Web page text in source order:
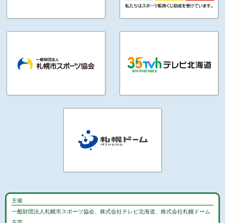
主催
一般財団法人札幌市スポーツ協会、株式会社テレビ北海道、株式会社札幌ドーム